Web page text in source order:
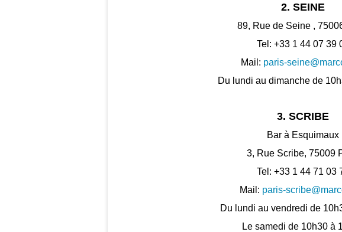
2. SEINE
89, Rue de Seine ,
Tel: +33 1 44 07 39
Mail: paris-
Du lundi au dimanche de
3. SCRIBE
Bar à Esquimaux
3, Rue Scribe, 75009
Tel: +33 1 44 71 03
Mail: paris-
Du lundi au vendredi de
Le samedi de 10h30 à